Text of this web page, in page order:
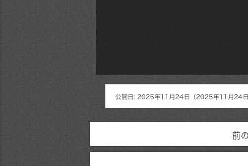
公開日: 2025年11月24日 （2025年11月24日
前